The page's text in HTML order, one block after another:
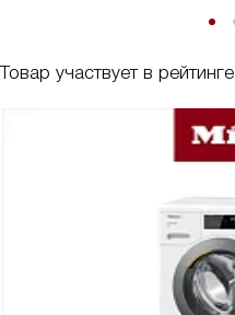
Товар участвует в рейтинге